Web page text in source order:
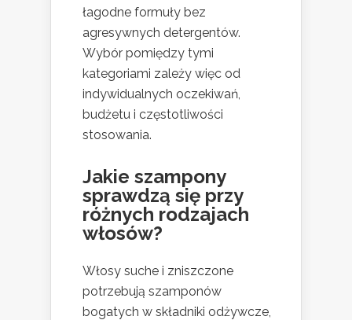
łagodne formuły bez
agresywnych detergentów.
Wybór pomiędzy tymi
kategoriami zależy więc od
indywidualnych oczekiwań,
budżetu i częstotliwości
stosowania.
Jakie szampony
sprawdzą się przy
różnych rodzajach
włosów?
Włosy suche i zniszczone
potrzebują szamponów
bogatych w składniki odżywcze,